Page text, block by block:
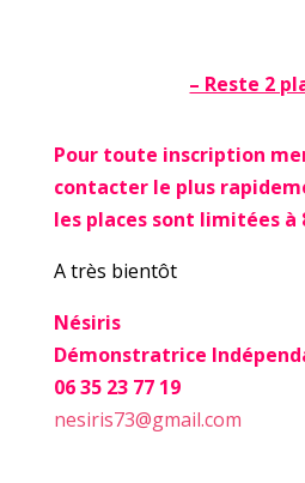
– Reste 2
Pour toute inscription
contacter le plus
les places sont limitées à
A très bientôt
Nésiris
Démonstratrice
06 35 23 77 19
nesiris73@gmail.com